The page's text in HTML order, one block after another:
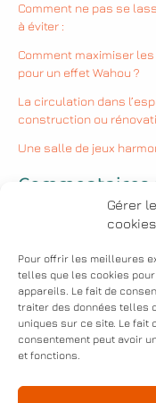
Gérer
cookies
Pour offrir les meilleures
telles que les cookies
appareils. Le fait de
traiter des données telles
uniques sur ce site. Le fait
consentement peut avoir
et fonctions.
Comment ne pas se
à éviter :
Comment maximiser
pour un effet Wahou ?
La circulation dans
construction ou
Une salle de jeux
Aucun commentaire à